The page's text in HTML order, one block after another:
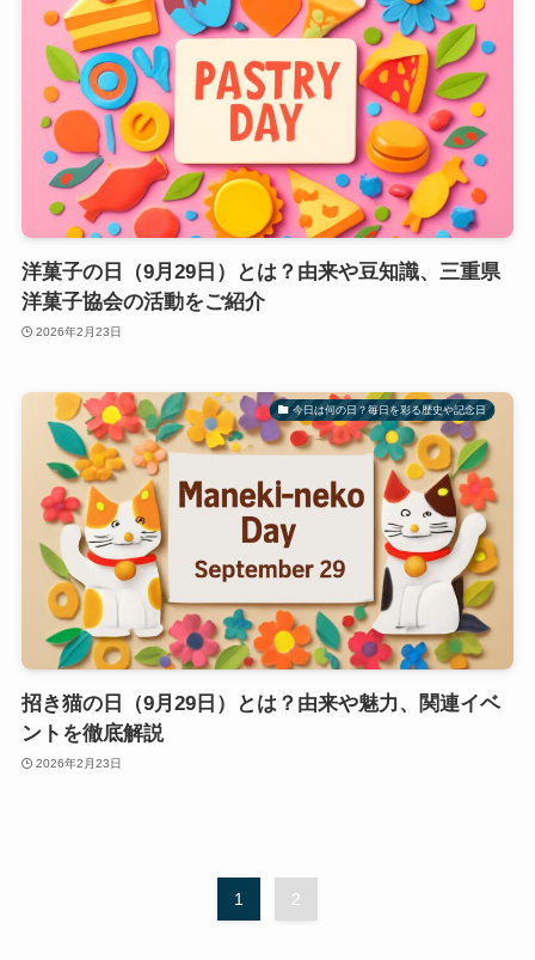
洋菓子の日（9月29日）とは？由来や豆知識、三重県
洋菓子協会の活動をご紹介
2026年2月23日
今日は何の日？毎日を彩る歴史や記念日
招き猫の日（9月29日）とは？由来や魅力、関連イベ
ントを徹底解説
2026年2月23日
1 2